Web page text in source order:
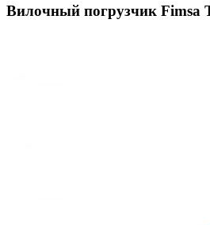
Вилочный погрузчик Fimsa